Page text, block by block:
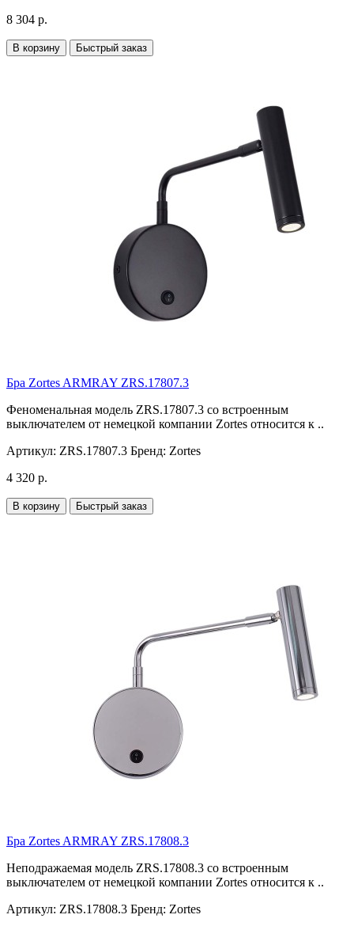
8 304 р.
В корзину Быстрый заказ
Бра Zortes ARMRAY ZRS.17807.3
Феноменальная модель ZRS.17807.3 со встроенным
выключателем от немецкой компании Zortes относится к ..
Артикул: ZRS.17807.3 Бренд: Zortes
4 320 р.
В корзину Быстрый заказ
Бра Zortes ARMRAY ZRS.17808.3
Неподражаемая модель ZRS.17808.3 со встроенным
выключателем от немецкой компании Zortes относится к ..
Артикул: ZRS.17808.3 Бренд: Zortes